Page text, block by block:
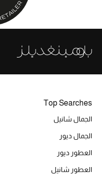
حقائب رجالية
حقائب الأطفال
أبرز الحقائب
Top Searches
الجمال شانيل
الجمال ديور
العطور ديور
العطور شانيل